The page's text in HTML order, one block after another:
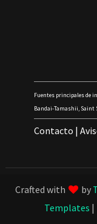
Fuentes principales de
Bandai-Tamashii, Saint
Contacto |
Crafted with by
Templates |